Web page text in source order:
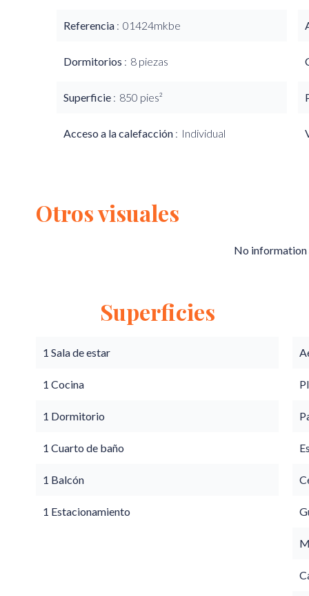
Referencia 01424mkbe
Dormitorios 8 piezas
Superficie 850 pies²
Acceso a la calefacción Individual
Otros visuales
No information
Superficies
1 Sala de estar
1 Cocina
1 Dormitorio
1 Cuarto de baño
1 Balcón
1 Estacionamiento